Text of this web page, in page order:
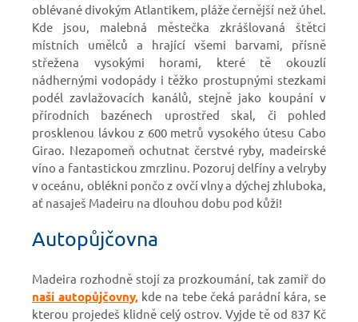
oblévané divokým Atlantikem, pláže černější než úhel.
Kde jsou, malebná městečka zkrášlovaná štětci
místních umělců a hrající všemi barvami, přísně
střežena vysokými horami, které tě okouzlí
nádhernými vodopády i těžko prostupnými stezkami
podél zavlažovacích kanálů, stejně jako koupání v
přírodních bazénech uprostřed skal, či pohled
prosklenou lávkou z 600 metrů vysokého útesu Cabo
Girao. Nezapomeň ochutnat čerstvé ryby, madeirské
víno a fantastickou zmrzlinu. Pozoruj delfíny a velryby
v oceánu, oblékni pončo z ovčí vlny a dýchej zhluboka,
ať nasaješ Madeiru na dlouhou dobu pod kůži!
Autopůjčovna
Madeira rozhodně stojí za prozkoumání, tak zamiř do
naší autopůjčovny, kde na tebe čeká parádní kára, se
kterou projedeš klidně celý ostrov. Vyjde tě od 837 Kč